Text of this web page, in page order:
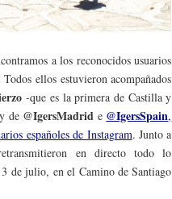
a los reconocidos usuarios
Todos ellos estuvieron acompañados
-que es la primera de Castilla y
de @IgersMadrid e @IgersSpain,
españoles de Instagram. Junto a
en directo todo lo
de julio, en el Camino de Santiago